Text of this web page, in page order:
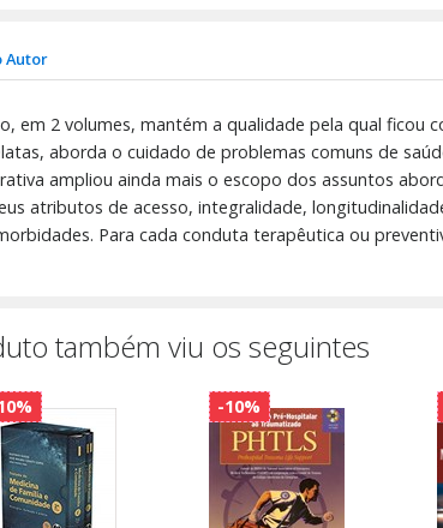
Autor
em 2 volumes, mantém a qualidade pela qual
aborda o cuidado de problemas comuns de
ampliou ainda mais o escopo dos assuntos
atributos de acesso, integralidade,
Para cada conduta terapêutica ou
também viu os seguintes
-10%